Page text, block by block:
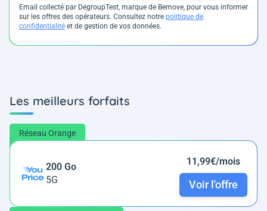
Email collecté par DegroupTest, marque de Bemove, pour vous informer
sur les offres des opérateurs. Consultez notre politique de
confidentialité et de gestion de vos données.
Les meilleurs forfaits
Réseau Orange
200 Go
5G
11,99€/mois
Voir l'offre